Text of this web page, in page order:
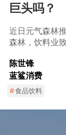
巨头吗？
近日元气森林
森林，饮料业
陈世锋
蓝鲨消费
#食品饮料